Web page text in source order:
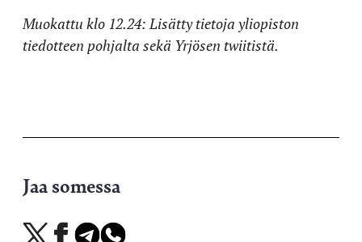
Muokattu klo 12.24: Lisätty tietoja yliopiston
tiedotteen pohjalta sekä Yrjösen twiitistä.
Jaa somessa
Jaa
Jaa
Jaa
Jaa